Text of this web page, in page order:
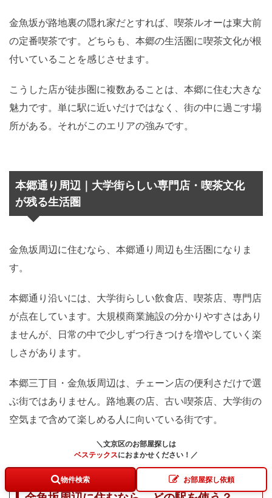
金魚坂が路地裏の隠れ家だとすれば、喫茶ルオーは東大前
の定番喫茶です。どちらも、本郷の生活圏に喫茶文化が根
付いていることを感じさせます。
こうした店が徒歩圏に複数あることは、本郷に住む大きな
魅力です。単に駅に近いだけではなく、街の中に過ごす場
所がある。それがこのエリアの強みです。
本郷通り周辺｜大学街らしい専門店・喫茶文化
が残る生活圏
金魚坂周辺に住むなら、本郷通り周辺も生活圏になりま
す。
本郷通り沿いには、大学街らしい飲食店、喫茶店、専門店
が点在しています。大規模商業施設の分かりやすさはあり
ませんが、日常の中で少しずつ行きつけを増やしていく楽
しさがあります。
本郷三丁目・金魚坂周辺は、チェーン店の便利さだけで選
ぶ街ではありません。路地裏の店、古い喫茶店、大学街の
空気まで含めて楽しめる人に向いている街です。
＼文京区のお部屋探しは
ベステックスにおまかせください！ ／
物件検索 お部屋探し依頼